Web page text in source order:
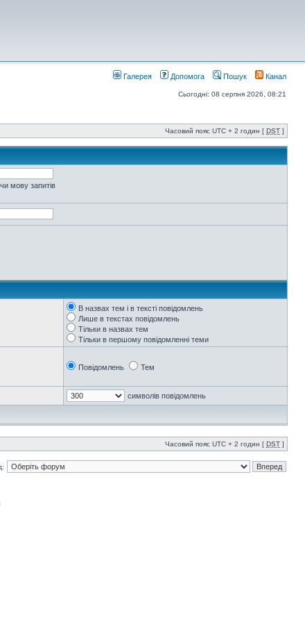
Галерея Допомога Пошук Канал
Сьогодні: 08 серпня 2026, 08:21
Часовий пояс UTC + 2 годин [ DST ]
мову запитів
В назвах тем і в тексті повідомлень
Лише в текстах повідомлень
Тільки в назвах тем
Тільки в першому повідомленні теми
Повідомлень Тем
символів повідомлень
Часовий пояс UTC + 2 годин [ DST ]